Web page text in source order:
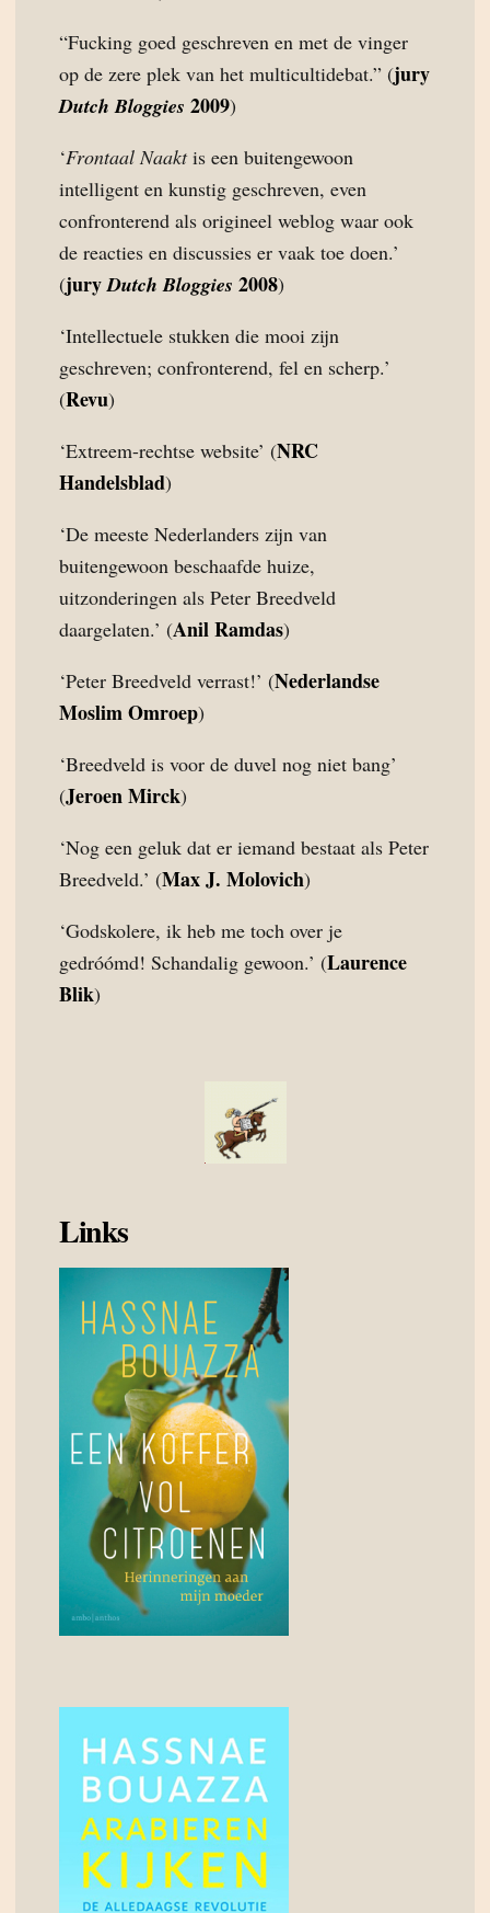
“Fucking goed geschreven en met de vinger
op de zere plek van het multicultidebat.” (jury
Dutch Bloggies 2009)
‘Frontaal Naaktis een buitengewoon
intelligent en kunstig geschreven, even
confronterend als origineel weblog waar ook
de reacties en discussies er vaak toe doen.’
(juryDutch Bloggies 2008)
‘Intellectuele stukken die mooi zijn
geschreven; confronterend, fel en scherp.’
(Revu)
‘Extreem-rechtse website’ (NRC
Handelsblad)
‘De meeste Nederlanders zijn van
buitengewoon beschaafde huize,
uitzonderingen als Peter Breedveld
daargelaten.’ (Anil Ramdas)
‘Peter Breedveld verrast!’ (Nederlandse
Moslim Omroep)
‘Breedveld is voor de duvel nog niet bang’
(Jeroen Mirck)
‘Nog een geluk dat er iemand bestaat als Peter
Breedveld.’ (Max J. Molovich)
‘Godskolere, ik heb me toch over je
gedróómd! Schandalig gewoon.’ (Laurence
Blik)
Links